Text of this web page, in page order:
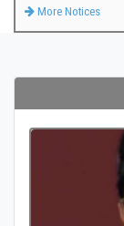
More Notices